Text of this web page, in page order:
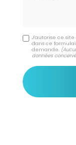
J'autorise ce
dans ce
demande.
données